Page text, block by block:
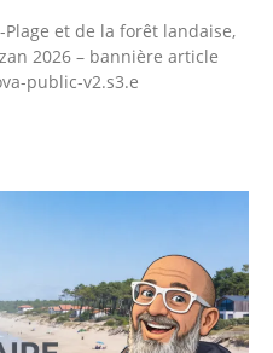
et de la forêt landaise,
2026 – bannière article
public-v2.s3.e